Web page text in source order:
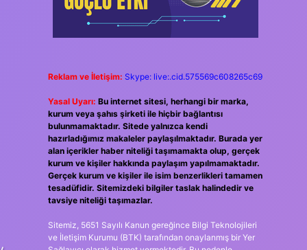
Reklam ve İletişim: Skype: live:.cid.575569c608265c69
Yasal Uyarı: Bu internet sitesi, herhangi bir marka,
kurum veya şahıs şirketi ile hiçbir bağlantısı
bulunmamaktadır. Sitede yalnızca kendi
hazırladığımız makaleler paylaşılmaktadır. Burada yer
alan içerikler haber niteliği taşımamakta olup, gerçek
kurum ve kişiler hakkında paylaşım yapılmamaktadır.
Gerçek kurum ve kişiler ile isim benzerlikleri tamamen
tesadüfidir. Sitemizdeki bilgiler taslak halindedir ve
tavsiye niteliği taşımazlar.
Sitemiz, 5651 Sayılı Kanun gereğince Bilgi Teknolojileri
ve İletişim Kurumu (BTK) tarafından onaylanmış bir Yer